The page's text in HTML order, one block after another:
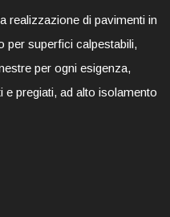
realizzazione di pavimenti in
per superfici calpestabili,
per ogni esigenza,
pregiati, ad alto isolamento